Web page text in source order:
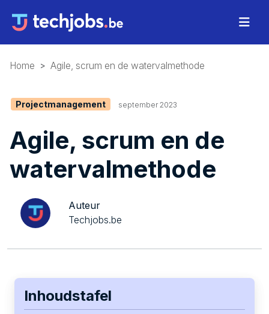
Home Agile, scrum en de watervalmethode
Projectmanagement september 2023
Agile, scrum en de
watervalmethode
Auteur
Techjobs.be
Inhoudstafel